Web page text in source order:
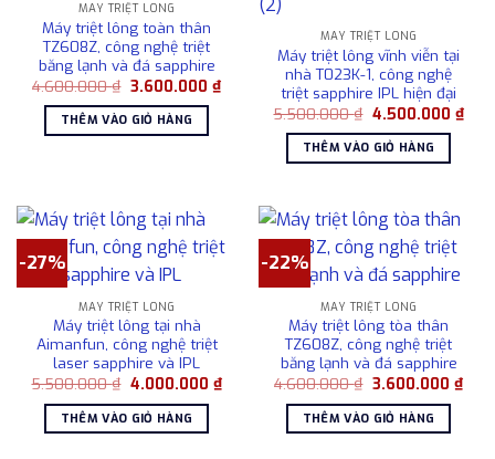
MÁY TRIỆT LÔNG
Máy triệt lông toàn thân
TZ608Z, công nghệ triệt
băng lạnh và đá sapphire
4.600.000₫ Giá
là:
4.600.000 ₫.
3.600.000 ₫Giá
hiện
3.600.000 ₫.
THÊM VÀO GIỎ HÀNG
MÁY TRIỆT LÔNG
Máy triệt lông vĩnh viễn tại
nhà T023K-1, công nghệ
triệt sapphire IPL hiện đại
5.500.000₫ Giá
là:
5.500.000 ₫.
4.500.000 ₫Giá
hiện
THÊM VÀO GIỎ HÀNG
-27%
MÁY TRIỆT LÔNG
Máy triệt lông tại nhà
Aimanfun, công nghệ triệt
laser sapphire và IPL
5.500.000₫ Giá
là:
5.500.000 ₫.
4.000.000 ₫Giá
hiện
4.000.000 ₫.
THÊM VÀO GIỎ HÀNG
-22%
MÁY TRIỆT LÔNG
Máy triệt lông tòa thân
TZ608Z, công nghệ triệt
băng lạnh và đá sapphire
4.600.000₫ Giá
là:
4.600.000 ₫.
3.600.000 ₫Giá
hiện
THÊM VÀO GIỎ HÀNG